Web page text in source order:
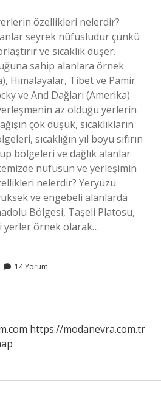
özellikleri nelerdir?
seyrek nüfusludur çünkü
ve sıcaklık düşer.
sahip alanlara örnek
Himalayalar, Tibet ve Pamir
ve And Dağları (Amerika)
az olduğu yerlerin
çok düşük, sıcaklıkların
sıcaklığın yıl boyu sıfırın
bölgeleri ve dağlık alanlar
nüfusun ve yerleşimin
nelerdir? Yeryüzü
ve engebeli alanlarda
Bölgesi, Taşeli Platosu,
yerler örnek olarak…
14 Yorum
https://modanevra.com.tr